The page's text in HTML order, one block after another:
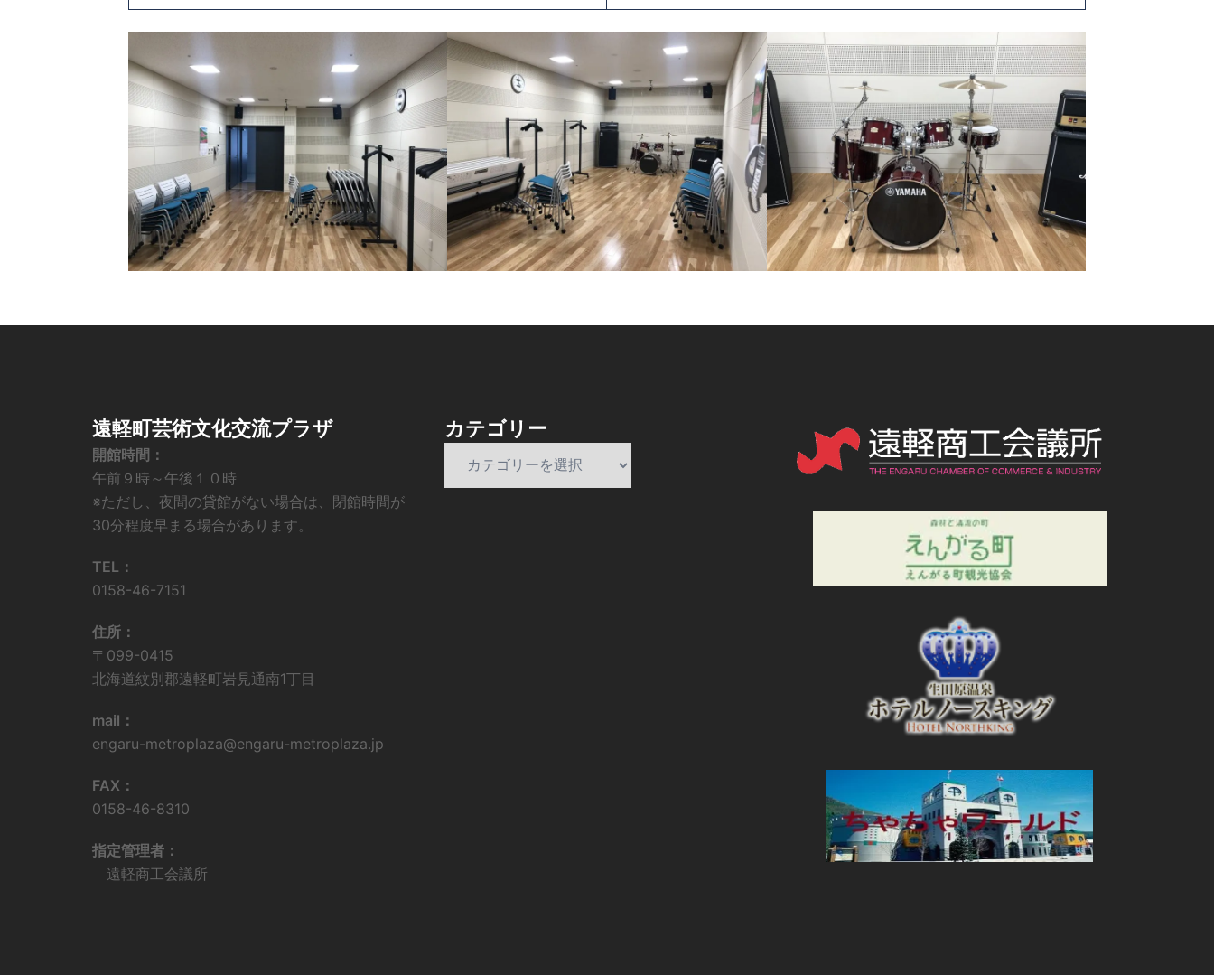
遠軽町芸術文化交流プラザ
開館時間：
午前９時～午後１０時
※ただし、夜間の貸館がない場合は、閉館時間が
30分程度早まる場合があります。
TEL：
0158-46-7151
住所：
〒099-0415
北海道紋別郡遠軽町岩見通南1丁目
mail：
engaru-metroplaza@engaru-metroplaza.jp
FAX：
0158-46-8310
指定管理者：
遠軽商工会議所
カテゴリー